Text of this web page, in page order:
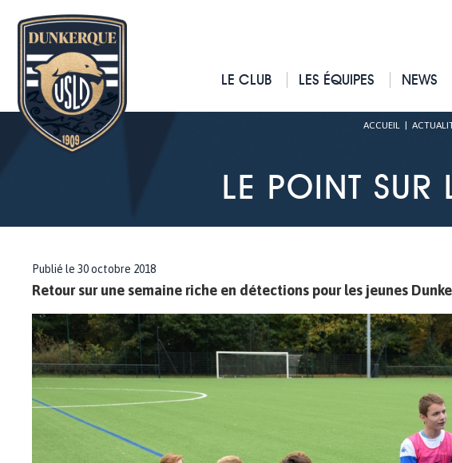
LE CLUB LES ÉQUIPES NEWS
ACCUEIL
LE POINT SUR
Publié le 30 octobre 2018
Retour sur une semaine riche en détections pour les jeunes